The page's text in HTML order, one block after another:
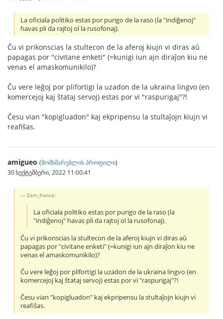
La oficiala politiko estas por purigo de la raso (la "indiĝenoj"
havas pli da rajtoj ol la rusofonaj).
Ĉu vi prikonscias la stultecon de la aferoj kiujn vi diras aŭ
papagas por "civitane enketi" (=kunigi iun ajn diraĵon kiu ne
venas el amaskomunikilo)?
Ĉu vere leĝoj por plifortigi la uzadon de la ukraina lingvo (en
komercejoj kaj ŝtataj servoj) estas por vi "raspurigaj"?!
Ĉesu vian "kopigluadon" kaj ekpripensu la stultaĵojn kiujn vi
reafiŝas.
amigueo (მომხმარებლის პროფილი)
30 სექტემბერი, 2022 11:00:41
Zam_franca:
La oficiala politiko estas por purigo de la raso (la
"indiĝenoj" havas pli da rajtoj ol la rusofonaj).
Ĉu vi prikonscias la stultecon de la aferoj kiujn vi diras aŭ
papagas por "civitane enketi" (=kunigi iun ajn diraĵon kiu ne
venas el amaskomunikilo)?
Ĉu vere leĝoj por plifortigi la uzadon de la ukraina lingvo (en
komercejoj kaj ŝtataj servoj) estas por vi "raspurigaj"?!
Ĉesu vian "kopigluadon" kaj ekpripensu la stultaĵojn kiujn vi
reafiŝas.